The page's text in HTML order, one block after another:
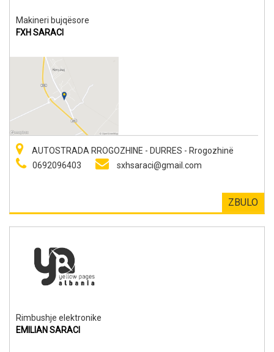
Makineri bujqësore
FXH SARACI
AUTOSTRADA RROGOZHINE - DURRES - Rrogozhinë
0692096403
sxhsaraci@gmail.com
ZBULO
Rimbushje elektronike
EMILIAN SARACI